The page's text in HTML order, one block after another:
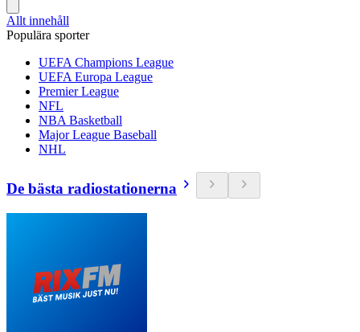
Allt innehåll
Populära sporter
UEFA Champions League
UEFA Europa League
Premier League
NFL
NBA Basketball
Major League Baseball
NHL
De bästa radiostationerna